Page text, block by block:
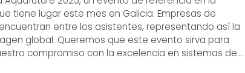
tiene lugar este mes en Galicia. Empresas de
entre los asistentes, representando así la
global. Queremos que este evento sirva para
compromiso con la excelencia en sistemas de